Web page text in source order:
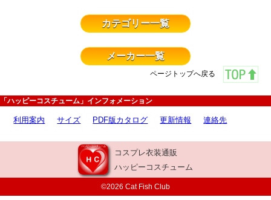
カテゴリー一覧
メーカー一覧
ページトップへ戻る
「ハッピーコスチューム」インフォメーション
利用案内 サイズ PDF版カタログ 更新情報 連絡先
コスプレ衣装通販
ハッピーコスチューム
©2026 Cat Fish Club